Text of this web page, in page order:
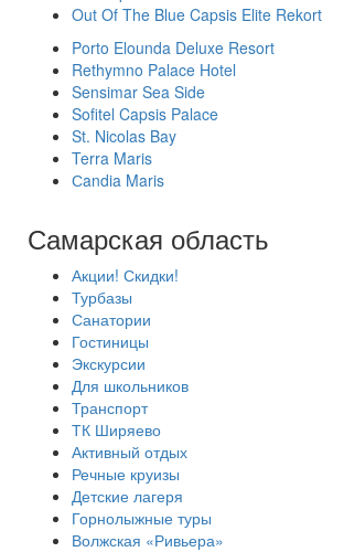
Out Of The Blue Capsis Elite Rekort
Porto Elounda Deluxe Resort
Rethymno Palace Hotel
Sensimar Sea Side
Sofitel Capsis Palace
St. Nicolas Bay
Terra Maris
Сandia Maris
Самарская область
Акции! Скидки!
Турбазы
Санатории
Гостиницы
Экскурсии
Для школьников
Транспорт
ТК Ширяево
Активный отдых
Речные круизы
Детские лагеря
Горнолыжные туры
Волжская «Ривьера»